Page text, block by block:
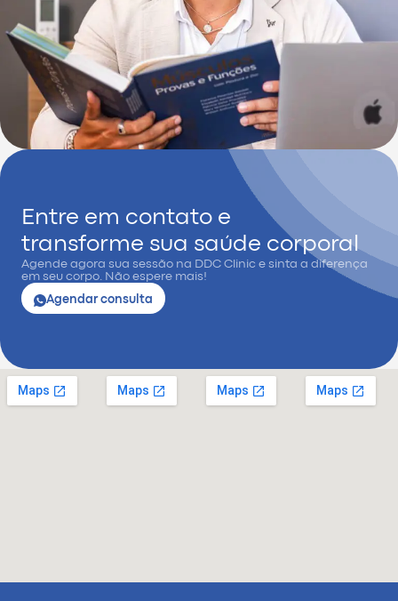
Entre em contato e
transforme sua saúde corporal
Agende agora sua sessão na DDC Clinic e sinta a diferença
em seu corpo. Não espere mais!
Agendar consulta